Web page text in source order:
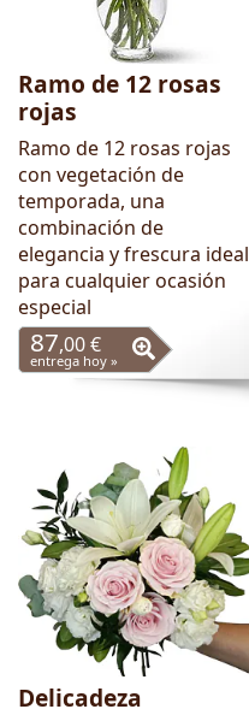
Ramo de 12 rosas
rojas
Ramo de 12 rosas rojas
con vegetación de
temporada, una
combinación de
elegancia y frescura ideal
para cualquier ocasión
especial
87,00 €
entrega hoy »
Delicadeza